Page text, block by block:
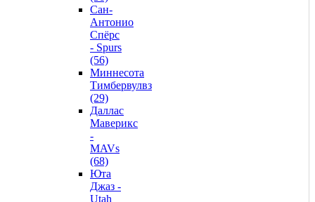
Сан-
Антонио
Спёрс
- Spurs
(56)
Миннесота
Тимбервулвз
(29)
Даллас
Маверикс
-
MAVs
(68)
Юта
Джаз -
Utah